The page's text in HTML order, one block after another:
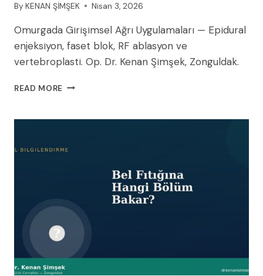
By KENAN ŞİMŞEK Nisan 3, 2026
Omurgada Girişimsel Ağrı Uygulamaları — Epidural
enjeksiyon, faset blok, RF ablasyon ve
vertebroplasti. Op. Dr. Kenan Şimşek, Zonguldak.
READ MORE OMURGADA
UYGULAMALARI